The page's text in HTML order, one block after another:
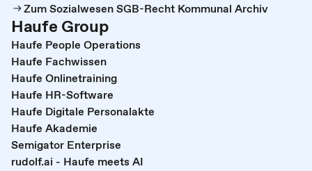
Zum Sozialwesen SGB-Recht Kommunal Archiv
Haufe Group
Haufe People Operations
Haufe Fachwissen
Haufe Onlinetraining
Haufe HR-Software
Haufe Digitale Personalakte
Haufe Akademie
Semigator Enterprise
rudolf.ai - Haufe meets AI